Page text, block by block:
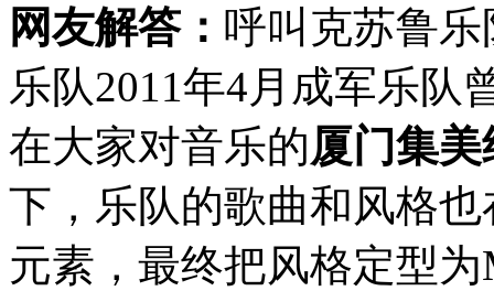
网友解答： 呼叫克苏鲁乐
乐队2011年4月成军乐队
在大家对音乐的厦门集美
下，乐队的歌曲和风格
元素，最终把风格定型